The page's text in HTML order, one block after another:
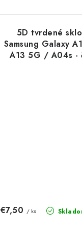
5D tvrdené
Samsung Galaxy
A13 5G / A04s -
€7,50 / ks